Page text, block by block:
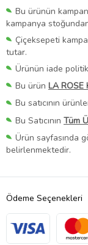
Bu ürünün
kampanya
Çiçeksepeti
tutar.
Ürünün iade
Bu ürün LA ROSE
Bu satıcının
Bu Satıcının Tüm
Ürün sayfasında
belirlenmektedir.
Ödeme Seçenekleri